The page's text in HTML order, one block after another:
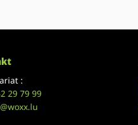
:
29 79 99